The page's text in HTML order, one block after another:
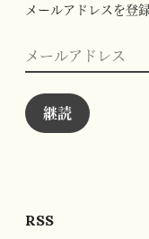
メールアドレスを登
ー
ル
ア
ド
レ
継読
RSS